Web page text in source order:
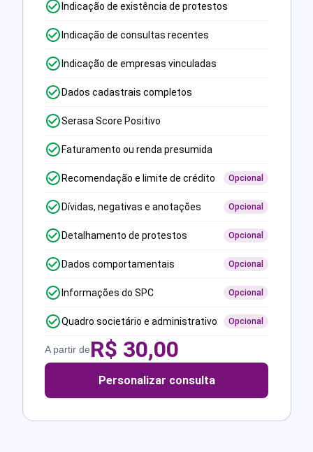
Indicação de existência de protestos
Indicação de consultas recentes
Indicação de empresas vinculadas
Dados cadastrais completos
Serasa Score Positivo
Faturamento ou renda presumida
Recomendação e limite de crédito Opcional
Dívidas, negativas e anotações Opcional
Detalhamento de protestos Opcional
Dados comportamentais Opcional
Informações do SPC Opcional
Quadro societário e administrativo Opcional
A partir deR$ 30,00
Personalizar consulta